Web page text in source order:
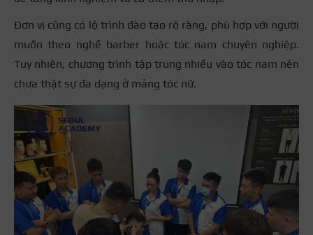
Đơn vị cũng có lộ trình đào tạo rõ ràng, phù hợp với người
muốn theo nghề barber hoặc tóc nam chuyên nghiệp.
Tuy nhiên, chương trình tập trung nhiều vào tóc nam nên
chưa thật sự đa dạng ở mảng tóc nữ.